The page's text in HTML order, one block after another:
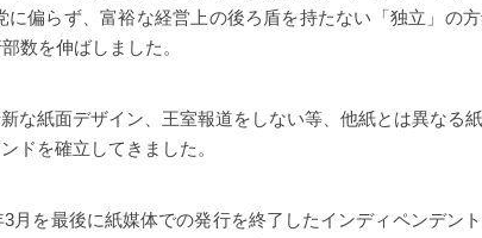
に偏らず、富裕な経営上の後ろ盾を持たない「独立」の
数を伸ばしました。
な紙面デザイン、王室報道をしない等、他紙とは異なる
ドを確立してきました。
月を最後に紙媒体での発行を終了したインディペンデン